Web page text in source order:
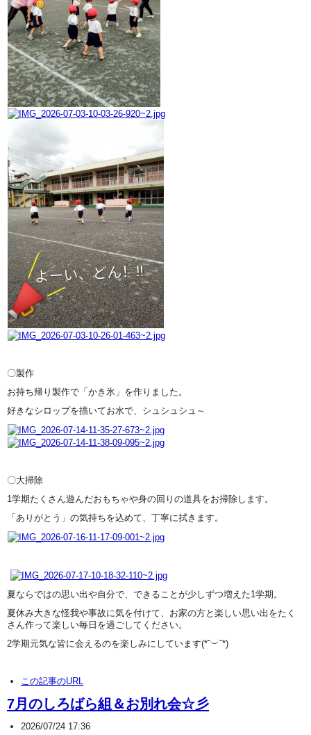
〇製作
お持ち帰り製作で「かき氷」を作りました。
好きなシロップを描いてお水で、シュシュシュ～
〇大掃除
1学期たくさん遊んだおもちゃや身の回りの道具をお掃除します。
「ありがとう」の気持ちを込めて、丁寧に拭きます。
夏ならではの思い出や自分で、できることが少しずつ増えた1学期。
夏休み大きな怪我や事故に気を付けて、お家の方と楽しい思い出をたく
さん作って楽しい毎日を過ごしてください。
2学期元気な皆に会えるのを楽しみにしています(*˘︶˘*)
この記事のURL
7月のしろばら組＆お別れ会☆彡
2026/07/24 17:36